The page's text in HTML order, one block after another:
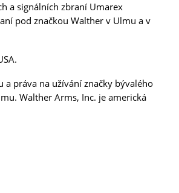
a signálních zbraní Umarex
pod značkou Walther v Ulmu a v
a práva na užívání značky bývalého
Walther Arms, Inc. je americká